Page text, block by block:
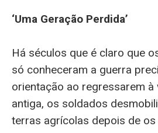
‘Uma Geração Perdida’
Há séculos que é claro que
só conheceram a guerra
orientação ao regressarem à
antiga, os soldados
terras agrícolas depois de